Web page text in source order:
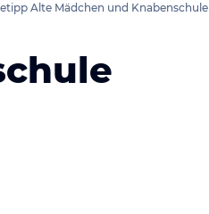
Alte Mädchen und Knabenschule